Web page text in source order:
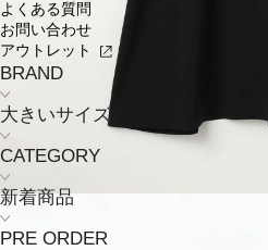
よくある質問
お問い合わせ
アウトレット
BRAND
大きいサイズ
CATEGORY
新着商品
PRE ORDER